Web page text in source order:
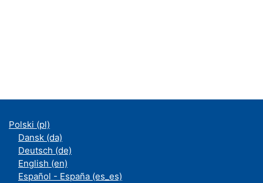
Polski ‎(pl)‎
Dansk ‎(da)‎
Deutsch ‎(de)‎
English ‎(en)‎
Español - España ‎(es_es)‎